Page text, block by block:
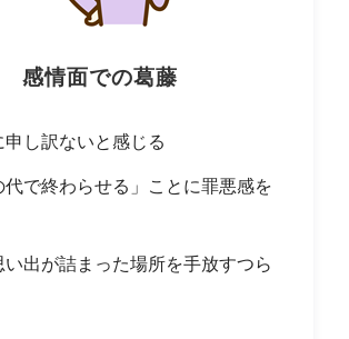
感情面での葛藤
申し訳ないと感じる
代で終わらせる」ことに罪悪感を
い出が詰まった場所を手放すつら